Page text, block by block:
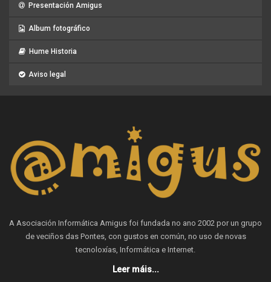
Presentación Amigus
Album fotográfico
Hume Historia
Aviso legal
A Asociación Informática Amigus foi fundada no ano 2002 por un grupo
de veciños das Pontes, con gustos en común, no uso de novas
tecnoloxías, Informática e Internet.
Leer máis...